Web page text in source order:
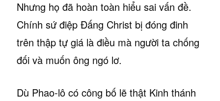
Nhưng họ đã hoàn toàn hiểu sai vấn đề.
Chính sứ điệp Đấng Christ bị đóng đinh
trên thập tự giá là điều mà người ta chống
đối và muốn ông ngó lơ.
Dù Phao-lô có công bố lẽ thật Kinh thánh